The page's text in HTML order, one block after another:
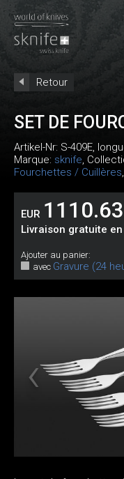
Retour
SET DE
Artikel-Nr: S-409E,
Marque: sknife,
Fourchettes / Cuillères
EUR 1110.63
Livraison gratuite
Ajouter au panier:
avec Gravure (24